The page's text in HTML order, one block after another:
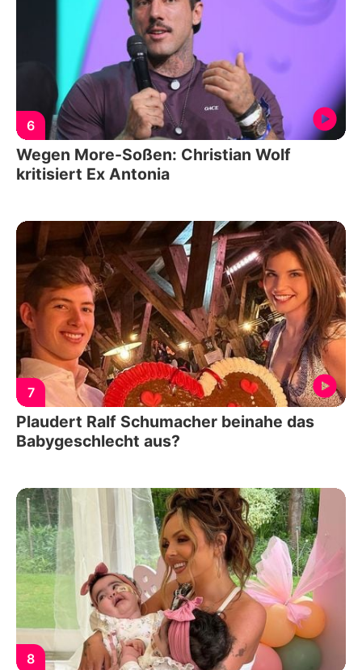
6
Wegen More-Soßen: Christian Wolf
kritisiert Ex Antonia
7
Plaudert Ralf Schumacher beinahe das
Babygeschlecht aus?
8